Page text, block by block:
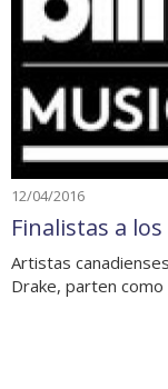
12/04/2016
Finalistas a
Artistas
Drake, parten